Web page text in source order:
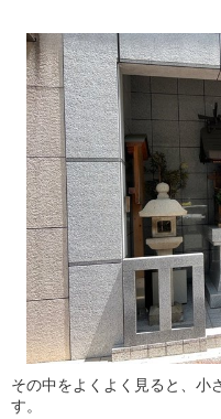
その中をよくよく見ると、小
す。